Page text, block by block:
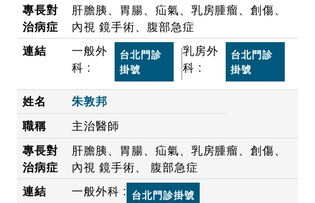
肝膽胰、胃腸、疝氣、乳房腫瘤、創傷、
內視 鏡手術、腹部急症
一般外
科 :
台北門診
掛號
乳房外
科 :
台北門診
掛號
朱敦邦
主治醫師
肝膽胰、胃腸、疝氣、乳房腫瘤、創傷、
內視 鏡手術、 腹部急症
一般外科 : 台北門診掛號